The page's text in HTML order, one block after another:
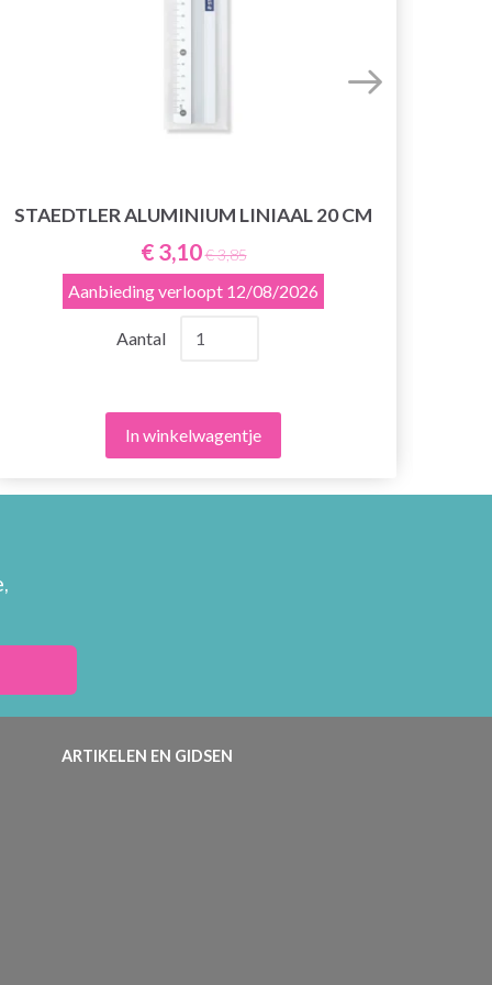
STAEDTLER ALUMINIUM LINIAAL 20 CM
€ 3,10€ 3,85
Aanbieding verloopt 12/08/2026
Aantal
In winkelwagentje
ARTIKELEN EN GIDSEN